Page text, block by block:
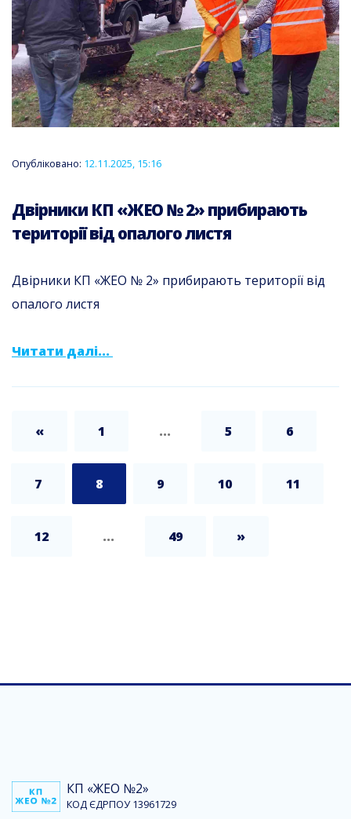
Опубліковано: 12.11.2025, 15:16
Двірники КП «ЖЕО № 2» прибирають
території від опалого листя
Двірники КП «ЖЕО № 2» прибирають території від
опалого листя
Читати далі...
« 1 ... 5 6
7 8 9 10 11
12 ... 49 »
КП «ЖЕО №2»
КОД ЄДРПОУ 13961729